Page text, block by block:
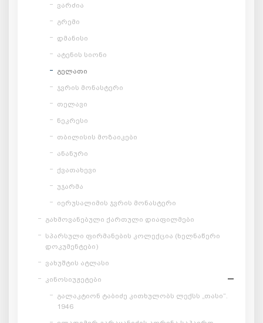
ვარძია
გრემი
დმანისი
ატენის სიონი
გელათი
ჯვრის მონასტერი
თელავი
ნეკრესი
თბილისის მოზაიკები
ანანური
ქვათახევი
უჯარმა
იერუსალიმის ჯვრის მონასტერი
გახმოვანებული ქართული დიაფილმები
სპარსული ფირმანების კოლექცია (ხელნაწერი
დოკუმენტები)
ვახუშტის ატლასი
კინოსიუჟეტები
გალაკტიონ ტაბიძე კითხულობს ლექსს „თასი“.
1946